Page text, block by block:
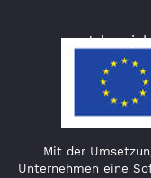
Mit der
Unternehmen eine